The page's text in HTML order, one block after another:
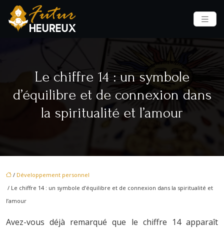
Le chiffre 14 : un symbole
d’équilibre et de connexion dans
la spiritualité et l’amour
/ Développement personnel
/ Le chiffre 14 : un symbole d’équilibre et de connexion dans la spiritualité et
l’amour
Avez-vous déjà remarqué que le chiffre 14 apparaît